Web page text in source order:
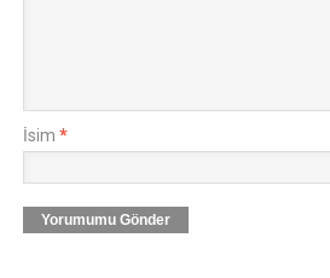
İsim *
Yorumumu Gönder